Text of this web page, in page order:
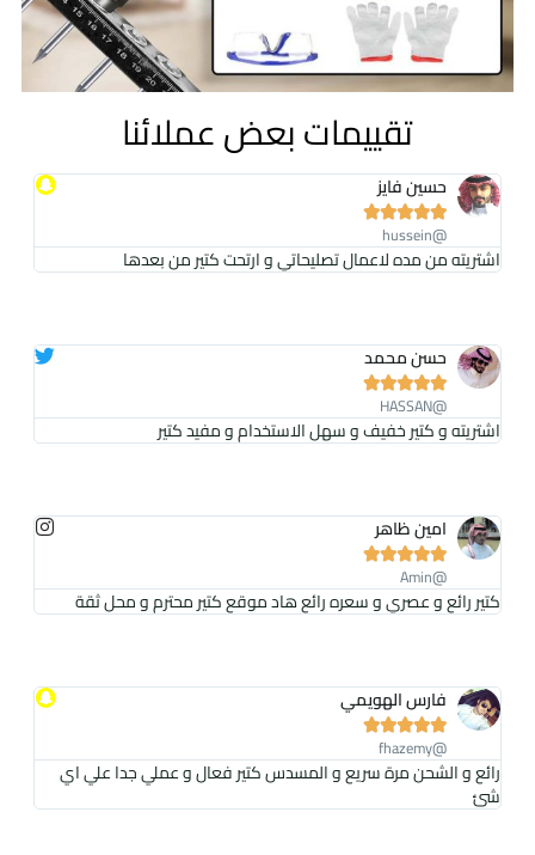
تقييمات بعض عملائنا
حسين فايز





@hussein
اشتريته من مده لاعمال تصليحاتي و ارتحت كتير من بعدها
حسن محمد





@HASSAN
اشتريته و كتير خفيف و سهل الاستخدام و مفيد كتير
امين ظاهر





@Amin
كتير رائع و عصري و سعره رائع هاد موقع كتير محترم و محل ثقة
فارس الهويمي





@fhazemy
رائع و الشحن مرة سريع و المسدس كتير فعال و عملي جدا علي اي
شئ